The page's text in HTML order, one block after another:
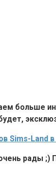
больше
Sims-Land
рады ;)